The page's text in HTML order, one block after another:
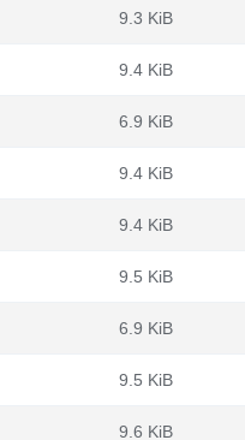
9.3 KiB
9.4 KiB
6.9 KiB
9.4 KiB
9.4 KiB
9.5 KiB
6.9 KiB
9.5 KiB
9.6 KiB